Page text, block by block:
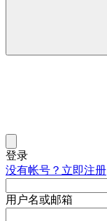
登录
没有帐号？立即注册
用户名或邮箱